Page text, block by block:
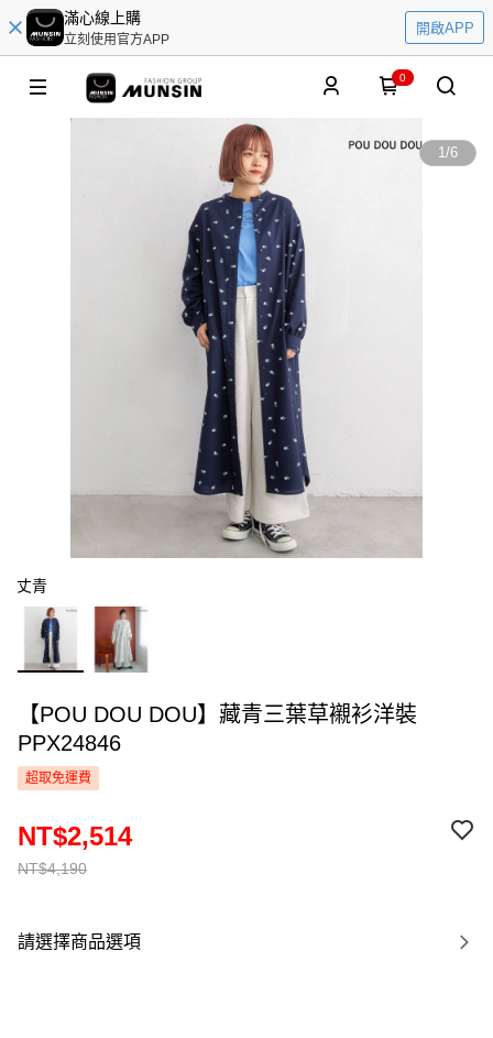
滿心線上購
立刻使用官方APP
開啟APP
0
1/6
丈青
【POU DOU DOU】藏青三葉草襯衫洋裝
PPX24846
超取免運費
NT$4,190
NT$2,514
請選擇商品選項